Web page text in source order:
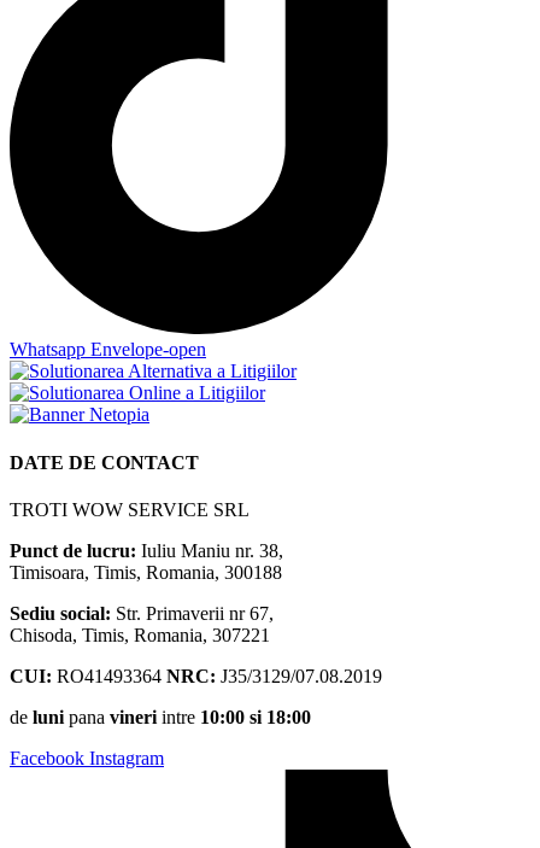
Whatsapp Envelope-open
DATE DE CONTACT
TROTI WOW SERVICE SRL
Punct de lucru: Iuliu Maniu nr. 38,
Timisoara, Timis, Romania, 300188
Sediu social: Str. Primaverii nr 67,
Chisoda, Timis, Romania, 307221
CUI: RO41493364 NRC: J35/3129/07.08.2019
de luni pana vineri intre 10:00 si 18:00
Facebook Instagram